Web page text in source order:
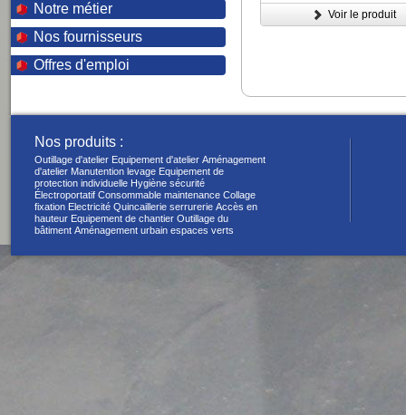
Notre métier
Nos fournisseurs
Offres d'emploi
Voir le produit
Nos produits :
Outillage d'atelier Equipement d'atelier Aménagement
d'atelier Manutention levage Equipement de
protection individuelle Hygiène sécurité
Électroportatif Consommable maintenance Collage
fixation Electricité Quincaillerie serrurerie Accès en
hauteur Equipement de chantier Outillage du
bâtiment Aménagement urbain espaces verts